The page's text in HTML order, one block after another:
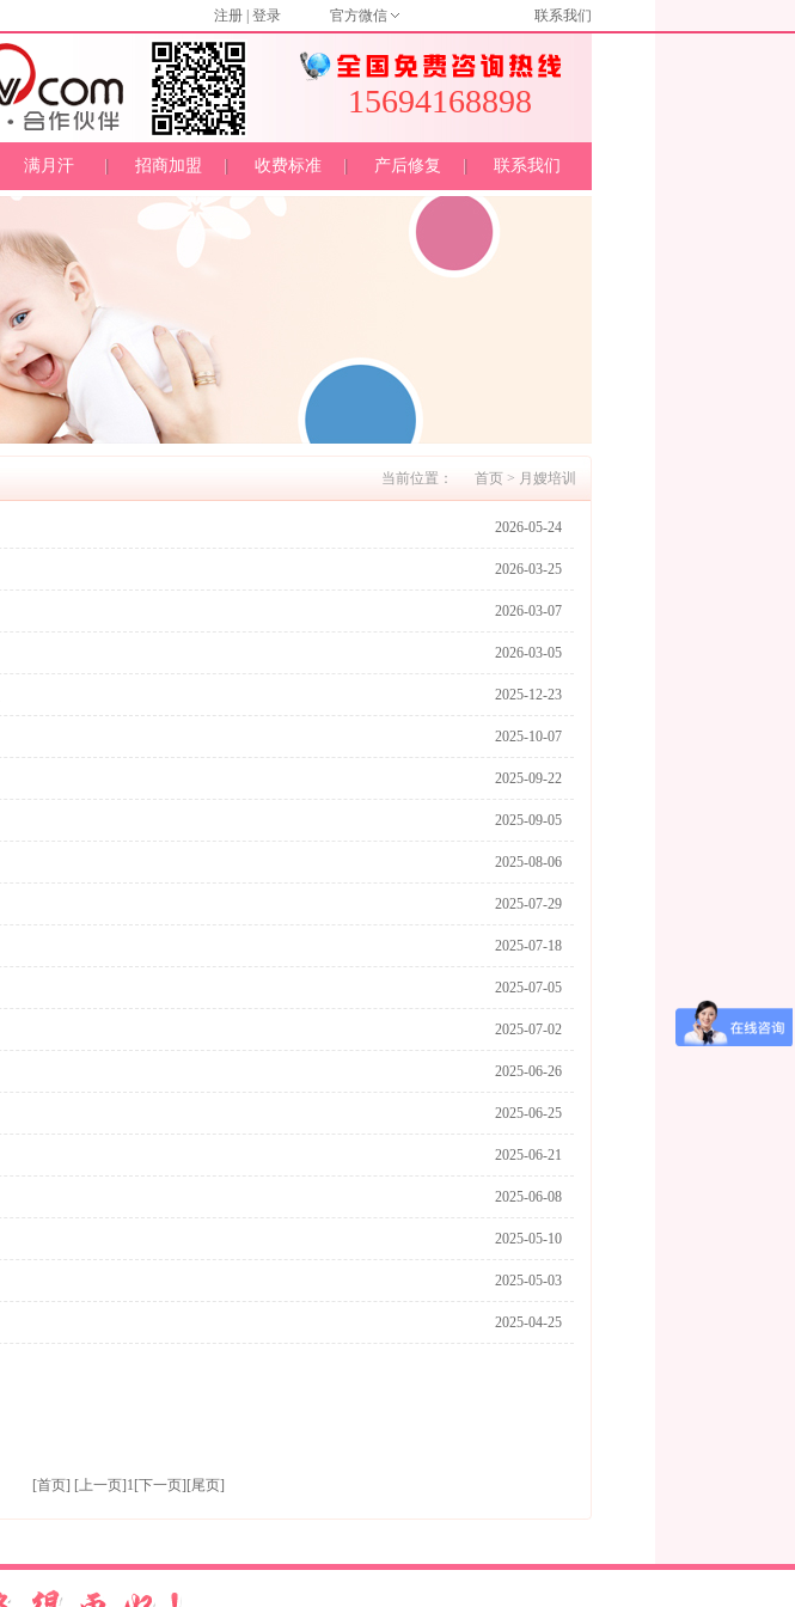
注册 登录 官方微信 联系我们
15694168898
满月汗 招商加盟 收费标准 产后修复 联系我们
当前位置： 首页 > 月嫂培训
2026-05-24
2026-03-25
2026-03-07
2026-03-05
2025-12-23
2025-10-07
2025-09-22
2025-09-05
2025-08-06
2025-07-29
2025-07-18
2025-07-05
2025-07-02
2025-06-26
2025-06-25
2025-06-21
2025-06-08
2025-05-10
2025-05-03
2025-04-25
[首页] [上一页] 1 [下一页] [尾页]